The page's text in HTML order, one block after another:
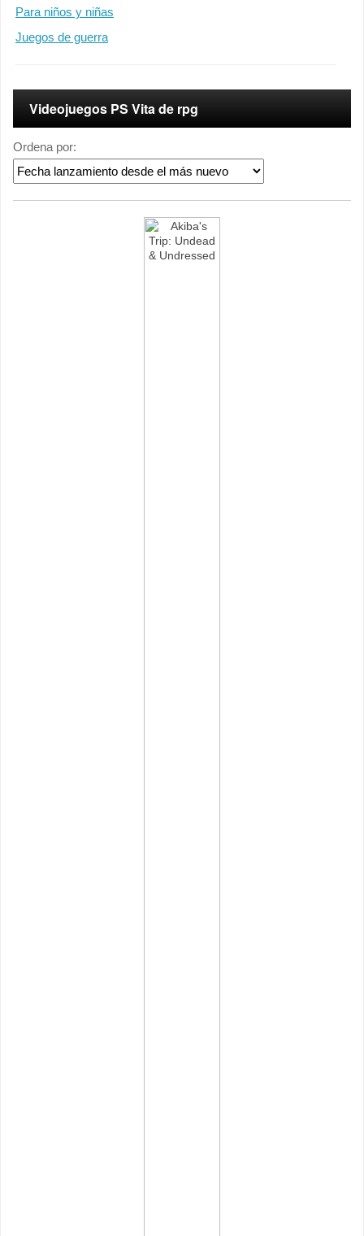
Para niños y niñas
Juegos de guerra
Videojuegos PS Vita de rpg
Ordena por: